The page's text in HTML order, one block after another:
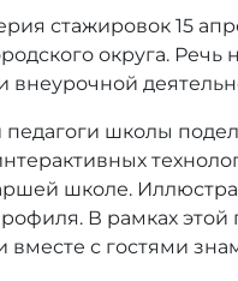
стажировок 15
округа.
внеурочной
школы
школе.
В рамках
вместе с гостями